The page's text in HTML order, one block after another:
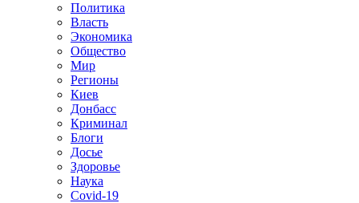
Политика
Власть
Экономика
Общество
Мир
Регионы
Киев
Донбасс
Криминал
Блоги
Досье
Здоровье
Наука
Covid-19